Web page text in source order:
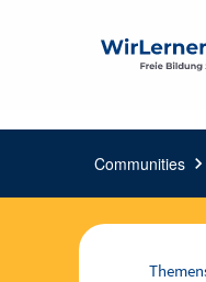
Communities chevron_right